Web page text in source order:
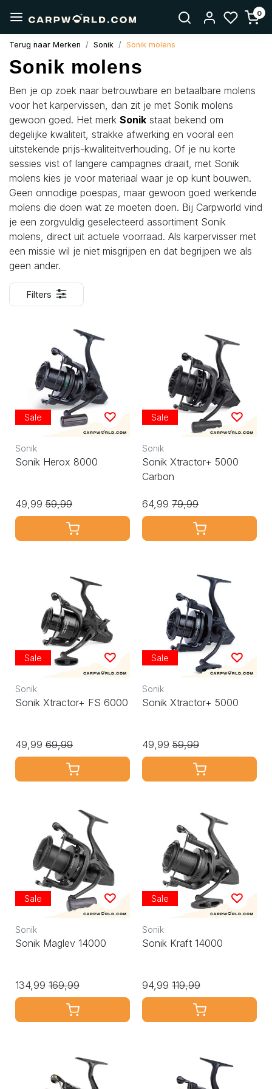
0
Terug naar Merken Sonik Sonik molens
Sonik molens
Ben je op zoek naar betrouwbare en betaalbare molens
voor het karpervissen, dan zit je met Sonik molens
gewoon goed. Het merk Sonik staat bekend om
degelijke kwaliteit, strakke afwerking en vooral een
uitstekende prijs-kwaliteitverhouding. Of je nu korte
sessies vist of langere campagnes draait, met Sonik
molens kies je voor materiaal waar je op kunt bouwen.
Geen onnodige poespas, maar gewoon goed werkende
molens die doen wat ze moeten doen. Bij Carpworld vind
je een zorgvuldig geselecteerd assortiment Sonik
molens, direct uit actuele voorraad. Als karpervisser met
een missie wil je niet misgrijpen en dat begrijpen we als
geen ander.
Filters
Sale
Sonik
Sonik Herox 8000
49,99 59,99
Sale
Sonik
Sonik Xtractor+ 5000
Carbon
64,99 79,99
Sale
Sonik
Sonik Xtractor+ FS 6000
49,99 69,99
Sale
Sonik
Sonik Xtractor+ 5000
49,99 59,99
Sale
Sonik
Sonik Maglev 14000
134,99 169,99
Sale
Sonik
Sonik Kraft 14000
94,99 119,99